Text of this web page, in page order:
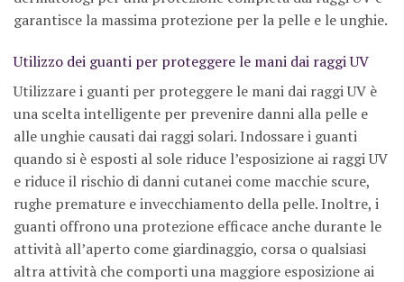
garantisce la massima protezione per la pelle e le unghie.
Utilizzo dei guanti per proteggere le mani dai raggi UV
Utilizzare i guanti per proteggere le mani dai raggi UV è
una scelta intelligente per prevenire danni alla pelle e
alle unghie causati dai raggi solari. Indossare i guanti
quando si è esposti al sole riduce l’esposizione ai raggi UV
e riduce il rischio di danni cutanei come macchie scure,
rughe premature e invecchiamento della pelle. Inoltre, i
guanti offrono una protezione efficace anche durante le
attività all’aperto come giardinaggio, corsa o qualsiasi
altra attività che comporti una maggiore esposizione ai